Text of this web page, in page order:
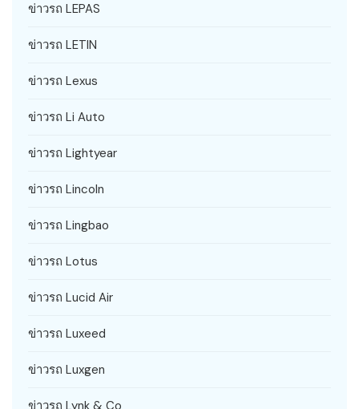
ข่าวรถ LEPAS
ข่าวรถ LETIN
ข่าวรถ Lexus
ข่าวรถ Li Auto
ข่าวรถ Lightyear
ข่าวรถ Lincoln
ข่าวรถ Lingbao
ข่าวรถ Lotus
ข่าวรถ Lucid Air
ข่าวรถ Luxeed
ข่าวรถ Luxgen